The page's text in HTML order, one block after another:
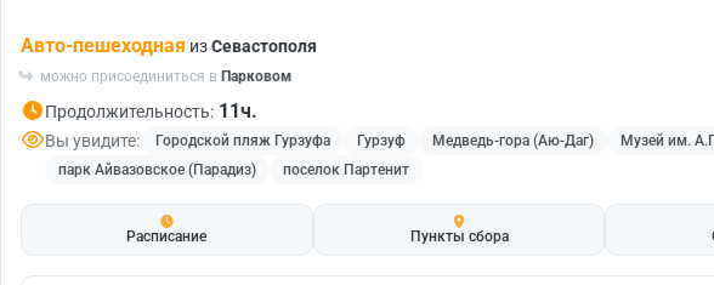
Авто-пешеходная изСевастополя
можно присоединиться в Парковом
Продолжительность: 11ч.
Вы увидите: Городской пляж Гурзуфа Гурзуф Медведь-гора (Аю-Даг)
Музей им.
парк Айвазовское (Парадиз)
поселок Партенит
Расписание Пункты сбора